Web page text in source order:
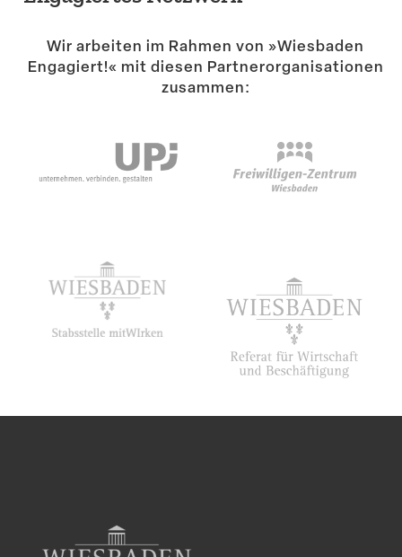
Wir arbeiten im Rahmen von »Wiesbaden
Engagiert!« mit diesen Partner­or­ga­ni­sa­tionen
zusammen: